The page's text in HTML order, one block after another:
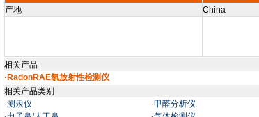
产地
China
相关产品
·RadonRAE氡放射性检测仪
相关产品类别
·测汞仪 ·甲醛分析仪